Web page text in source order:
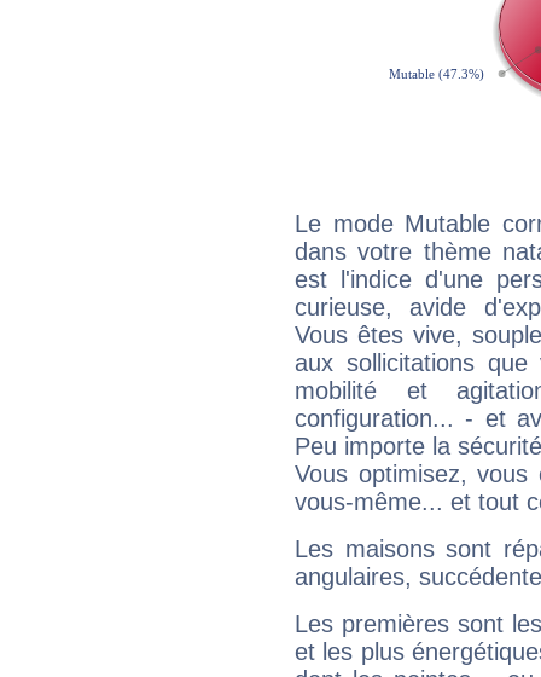
Le mode Mutable
dans votre thème
est l'indice d'une
curieuse, avide
Vous êtes vive,
aux sollicitations
mobilité et
configuration... - et
Peu importe la
Vous optimisez, vous
vous-même... et tout
Les maisons sont
angulaires,
Les premières sont
et les plus